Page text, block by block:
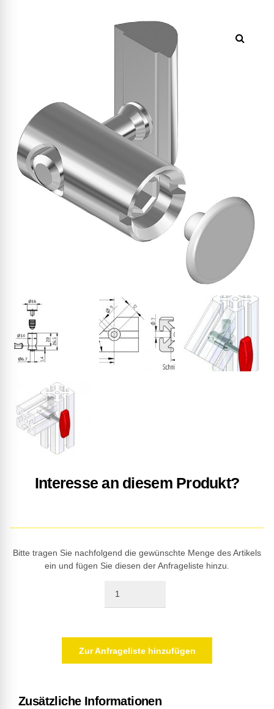
Interesse an diesem Produkt?
Bitte tragen Sie nachfolgend die gewünschte Menge des Artikels
ein und fügen Sie diesen der Anfrageliste hinzu.
Zur Anfrageliste hinzufügen
Zusätzliche Informationen